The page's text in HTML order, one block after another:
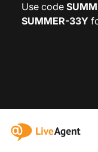
Use code
SUMMER-33Y
:site.title